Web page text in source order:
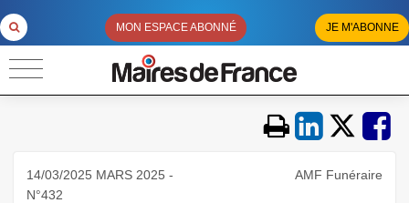
MON ESPACE ABONNÉ JE M'ABONNE
14/03/2025 MARS 2025 -
N°432
AMF Funéraire